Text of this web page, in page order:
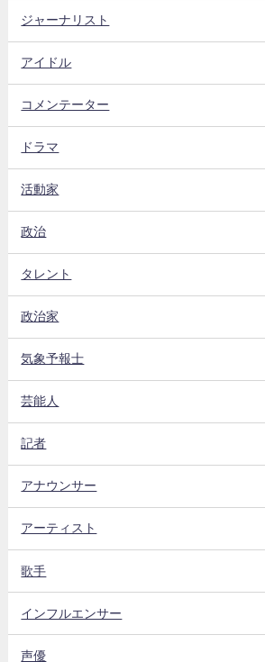
ジャーナリスト
アイドル
コメンテーター
ドラマ
活動家
政治
タレント
政治家
気象予報士
芸能人
記者
アナウンサー
アーティスト
歌手
インフルエンサー
声優